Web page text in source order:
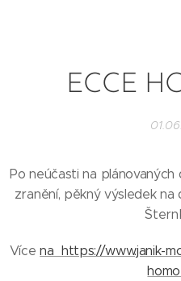
ECCE
Po neúčasti na
zranění, pěkný výsledek na
Vícena https://www.janik-